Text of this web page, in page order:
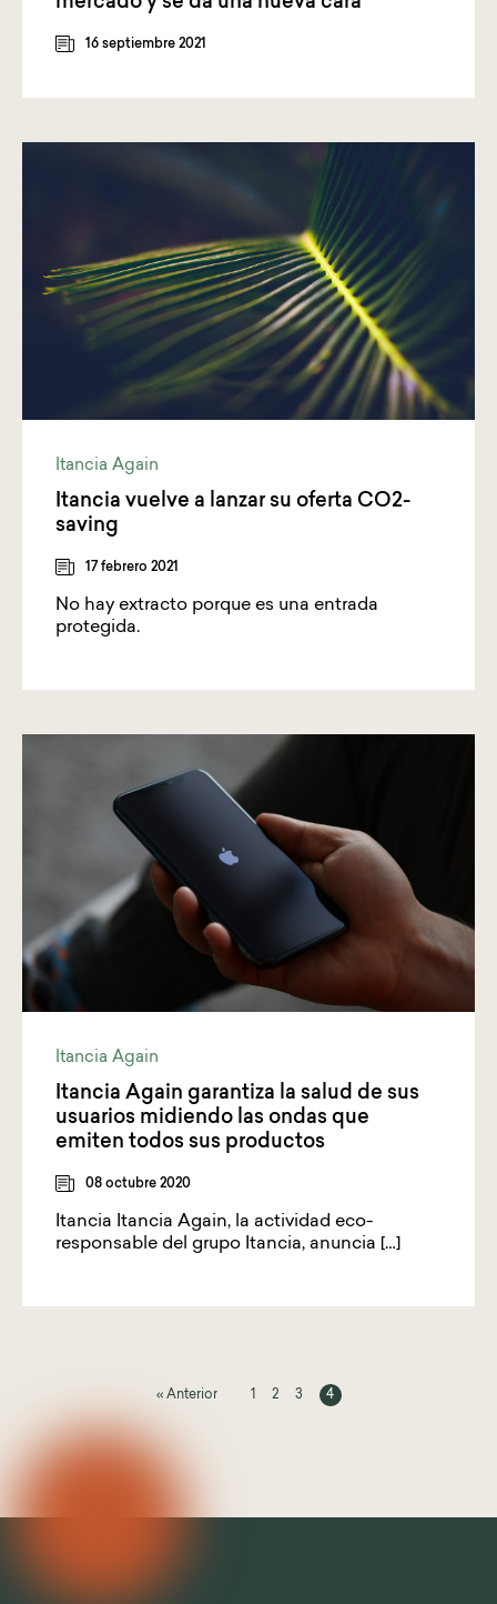
16 septiembre 2021
Itancia Again
Itancia vuelve a lanzar su oferta CO2-
saving
17 febrero 2021
No hay extracto porque es una entrada
protegida.
Itancia Again
Itancia Again garantiza la salud de sus
usuarios midiendo las ondas que
emiten todos sus productos
08 octubre 2020
Itancia Itancia Again, la actividad eco-
responsable del grupo Itancia, anuncia […]
« Anterior 1 2 3 4